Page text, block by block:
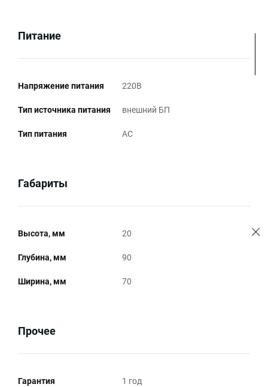
Питание
Напряжение питания 220В
Тип источника питания внешний БП
Тип питания AC
Габариты
Высота, мм 20
Глубина, мм 90
Ширина, мм 70
Прочее
Гарантия 1 год